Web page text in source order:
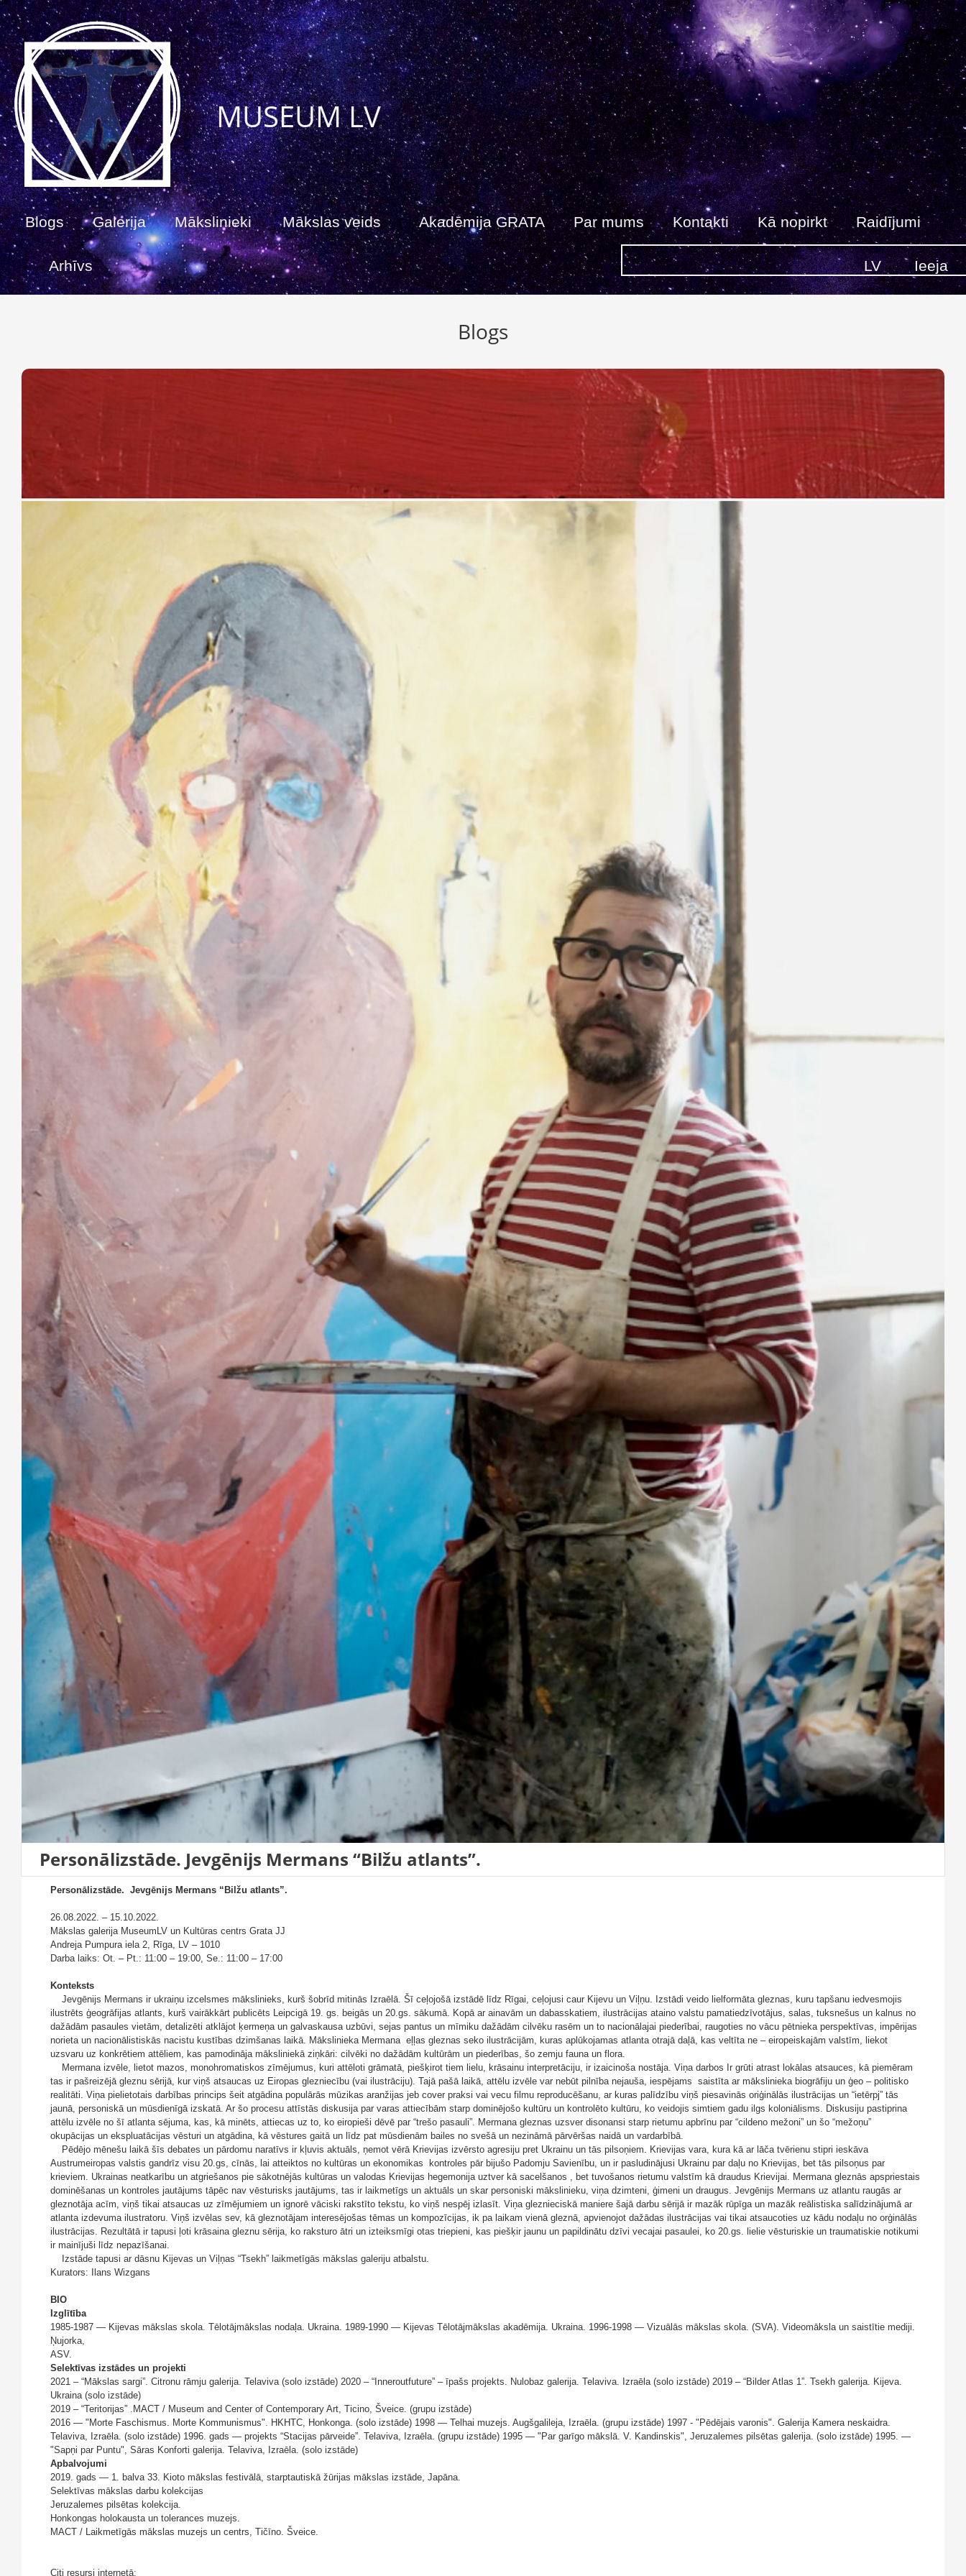
Blogs Galerija Mākslinieki Mākslas veids Akadēmija GRATA Par mums Kontakti Kā nopirkt Raidījumi
Arhīvs Ieeja
LV
MUSEUM LV
Blogs
Personālizstāde. Jevgēnijs Mermans “Bilžu atlants”.
Personālizstāde. Jevgēnijs Mermans “Bilžu atlants”.
26.08.2022. – 15.10.2022.
Mākslas galerija MuseumLV un Kultūras centrs Grata JJ
Andreja Pumpura iela 2, Rīga, LV – 1010
Darba laiks: Ot. – Pt.: 11:00 – 19:00, Se.: 11:00 – 17:00
Konteksts
Jevgēnijs Mermans ir ukraiņu izcelsmes mākslinieks, kurš šobrīd mitinās Izraēlā. Šī ceļojošā izstādē līdz Rīgai, ceļojusi caur Kijevu un Viļņu. Izstādi veido lielformāta gleznas, kuru tapšanu iedvesmojis
ilustrēts ģeogrāfijas atlants, kurš vairākkārt publicēts Leipcigā 19. gs. beigās un 20.gs. sākumā. Kopā ar ainavām un dabasskatiem, ilustrācijas ataino valstu pamatiedzīvotājus, salas, tuksnešus un kalnus no
dažādām pasaules vietām, detalizēti atklājot ķermeņa un galvaskausa uzbūvi, sejas pantus un mīmiku dažādām cilvēku rasēm un to nacionālajai piederībai, raugoties no vācu pētnieka perspektīvas, impērijas
norieta un nacionālistiskās nacistu kustības dzimšanas laikā. Mākslinieka Mermana eļļas gleznas seko ilustrācijām, kuras aplūkojamas atlanta otrajā daļā, kas veltīta ne – eiropeiskajām valstīm, liekot
uzsvaru uz konkrētiem attēliem, kas pamodināja māksliniekā ziņkāri: cilvēki no dažādām kultūrām un piederības, šo zemju fauna un flora.
Mermana izvēle, lietot mazos, monohromatiskos zīmējumus, kuri attēloti grāmatā, piešķirot tiem lielu, krāsainu interpretāciju, ir izaicinoša nostāja. Viņa darbos Ir grūti atrast lokālas atsauces, kā piemēram
tas ir pašreizējā gleznu sērijā, kur viņš atsaucas uz Eiropas glezniecību (vai ilustrāciju). Tajā pašā laikā, attēlu izvēle var nebūt pilnība nejauša, iespējams saistīta ar mākslinieka biogrāfiju un ģeo – politisko
realitāti. Viņa pielietotais darbības princips šeit atgādina populārās mūzikas aranžijas jeb cover praksi vai vecu filmu reproducēšanu, ar kuras palīdzību viņš piesavinās oriģinālās ilustrācijas un “ietērpj” tās
jaunā, personiskā un mūsdienīgā izskatā. Ar šo procesu attīstās diskusija par varas attiecībām starp dominējošo kultūru un kontrolēto kultūru, ko veidojis simtiem gadu ilgs koloniālisms. Diskusiju pastiprina
attēlu izvēle no šī atlanta sējuma, kas, kā minēts, attiecas uz to, ko eiropieši dēvē par “trešo pasauli”. Mermana gleznas uzsver disonansi starp rietumu apbrīnu par “cildeno mežoni” un šo “mežoņu”
okupācijas un ekspluatācijas vēsturi un atgādina, kā vēstures gaitā un līdz pat mūsdienām bailes no svešā un nezināmā pārvēršas naidā un vardarbībā.
Pēdējo mēnešu laikā šīs debates un pārdomu naratīvs ir kļuvis aktuāls, ņemot vērā Krievijas izvērsto agresiju pret Ukrainu un tās pilsoņiem. Krievijas vara, kura kā ar lāča tvērienu stipri ieskāva
Austrumeiropas valstis gandrīz visu 20.gs, cīnās, lai atteiktos no kultūras un ekonomikas kontroles pār bijušo Padomju Savienību, un ir pasludinājusi Ukrainu par daļu no Krievijas, bet tās pilsoņus par
krieviem. Ukrainas neatkarību un atgriešanos pie sākotnējās kultūras un valodas Krievijas hegemonija uztver kā sacelšanos , bet tuvošanos rietumu valstīm kā draudus Krievijai. Mermana gleznās apspriestais
dominēšanas un kontroles jautājums tāpēc nav vēsturisks jautājums, tas ir laikmetīgs un aktuāls un skar personiski mākslinieku, viņa dzimteni, ģimeni un draugus. Jevgēnijs Mermans uz atlantu raugās ar
gleznotāja acīm, viņš tikai atsaucas uz zīmējumiem un ignorē vāciski rakstīto tekstu, ko viņš nespēj izlasīt. Viņa gleznieciskā maniere šajā darbu sērijā ir mazāk rūpīga un mazāk reālistiska salīdzinājumā ar
atlanta izdevuma ilustratoru. Viņš izvēlas sev, kā gleznotājam interesējošas tēmas un kompozīcijas, ik pa laikam vienā gleznā, apvienojot dažādas ilustrācijas vai tikai atsaucoties uz kādu nodaļu no orģinālās
ilustrācijas. Rezultātā ir tapusi ļoti krāsaina gleznu sērija, ko raksturo ātri un izteiksmīgi otas triepieni, kas piešķir jaunu un papildinātu dzīvi vecajai pasaulei, ko 20.gs. lielie vēsturiskie un traumatiskie notikumi
ir mainījuši līdz nepazīšanai.
Izstāde tapusi ar dāsnu Kijevas un Viļņas “Tsekh” laikmetīgās mākslas galeriju atbalstu.
Kurators: Ilans Wizgans
BIO
Izglītība
1985-1987 — Kijevas mākslas skola. Tēlotājmākslas nodaļa. Ukraina. 1989-1990 — Kijevas Tēlotājmākslas akadēmija. Ukraina. 1996-1998 — Vizuālās mākslas skola. (SVA). Videomāksla un saistītie mediji.
Ņujorka,
ASV.
Selektīvas izstādes un projekti
2021 – “Mākslas sargi”. Citronu rāmju galerija. Telaviva (solo izstāde) 2020 – “Inneroutfuture” – īpašs projekts. Nulobaz galerija. Telaviva. Izraēla (solo izstāde) 2019 – “Bilder Atlas 1”. Tsekh galerija. Kijeva.
Ukraina (solo izstāde)
2019 – “Teritorijas” .MACT / Museum and Center of Contemporary Art, Ticino, Šveice. (grupu izstāde)
2016 — "Morte Faschismus. Morte Kommunismus". HKHTC, Honkonga. (solo izstāde) 1998 — Telhai muzejs. Augšgalileja, Izraēla. (grupu izstāde) 1997 - "Pēdējais varonis". Galerija Kamera neskaidra.
Telaviva, Izraēla. (solo izstāde) 1996. gads — projekts “Stacijas pārveide”. Telaviva, Izraēla. (grupu izstāde) 1995 — "Par garīgo mākslā. V. Kandinskis", Jeruzalemes pilsētas galerija. (solo izstāde) 1995. —
"Sapņi par Puntu", Sāras Konforti galerija. Telaviva, Izraēla. (solo izstāde)
Apbalvojumi
2019. gads — 1. balva 33. Kioto mākslas festivālā, starptautiskā žūrijas mākslas izstāde, Japāna.
Selektīvas mākslas darbu kolekcijas
Jeruzalemes pilsētas kolekcija.
Honkongas holokausta un tolerances muzejs.
MACT / Laikmetīgās mākslas muzejs un centrs, Tičīno. Šveice.
Citi resursi internetā: